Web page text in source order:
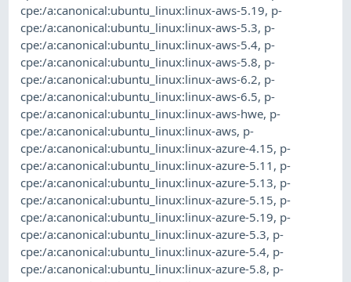
cpe:/a:canonical:ubuntu_linux:linux-aws-5.19, p-
cpe:/a:canonical:ubuntu_linux:linux-aws-5.3, p-
cpe:/a:canonical:ubuntu_linux:linux-aws-5.4, p-
cpe:/a:canonical:ubuntu_linux:linux-aws-5.8, p-
cpe:/a:canonical:ubuntu_linux:linux-aws-6.2, p-
cpe:/a:canonical:ubuntu_linux:linux-aws-6.5, p-
cpe:/a:canonical:ubuntu_linux:linux-aws-hwe, p-
cpe:/a:canonical:ubuntu_linux:linux-aws, p-
cpe:/a:canonical:ubuntu_linux:linux-azure-4.15, p-
cpe:/a:canonical:ubuntu_linux:linux-azure-5.11 , p-
cpe:/a:canonical:ubuntu_linux:linux-azure-5.13, p-
cpe:/a:canonical:ubuntu_linux:linux-azure-5.15, p-
cpe:/a:canonical:ubuntu_linux:linux-azure-5.19, p-
cpe:/a:canonical:ubuntu_linux:linux-azure-5.3, p-
cpe:/a:canonical:ubuntu_linux:linux-azure-5.4, p-
cpe:/a:canonical:ubuntu_linux:linux-azure-5.8, p-